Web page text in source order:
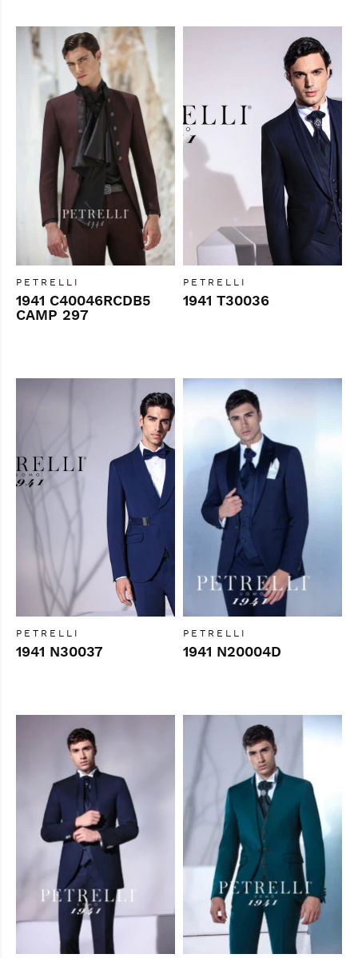
PETRELLI
1941 C40046RCDB5
CAMP 297
PETRELLI
1941 T30036
PETRELLI
1941 N30037
PETRELLI
1941 N20004D